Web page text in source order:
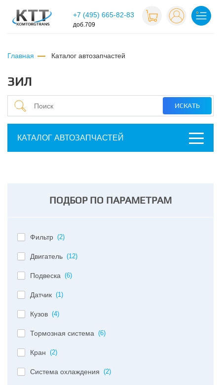
+7 (495) 665-82-83
доб.709
Главная каталог автозапчастей
ЗИЛ
КАТАЛОГ АВТОЗАПЧАСТЕЙ
ПОДБОР ПО ПАРАМЕТРАМ
Фильтр (2)
Двигатель (12)
Подвеска (6)
Датчик (1)
Кузов (4)
Тормозная система (6)
Кран (2)
Система охлаждения (2)